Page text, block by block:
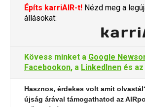
Építs karriAIR-t! Nézd meg a
állásokat:
Kövess minket a Google
Facebookon, a LinkedInen és az
Hasznos, érdekes volt amit
újság árával támogathatod az